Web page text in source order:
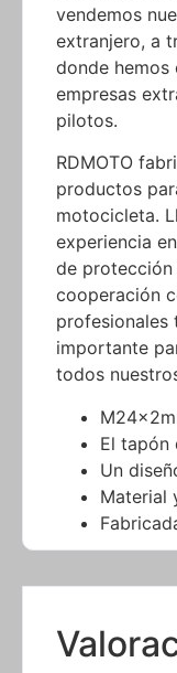
vendemos
extranjero, a
donde
empresas
pilotos.
RDMOTO
productos
motocicleta.
experiencia
de protección
cooperación
profesionales
importante
todos
El tapón
Un
Material